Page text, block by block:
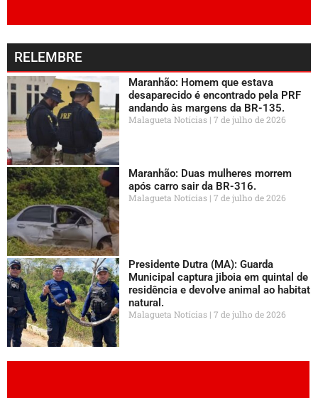
RELEMBRE
Maranhão: Homem que estava
desaparecido é encontrado pela PRF
andando às margens da BR-135.
Malagueta Notícias 7 de julho de 2026
Maranhão: Duas mulheres morrem
após carro sair da BR-316.
Malagueta Notícias 7 de julho de 2026
Presidente Dutra (MA): Guarda
Municipal captura jiboia em quintal de
residência e devolve animal ao habitat
natural.
Malagueta Notícias 7 de julho de 2026